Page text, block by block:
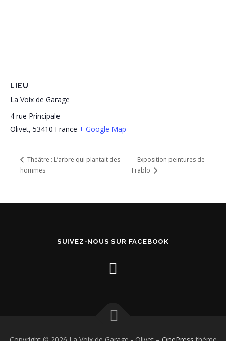
LIEU
La Voix de Garage
4 rue Principale
Olivet, 53410 France + Google Map
Théâtre : L’arbre qui plantait des
hommes
Exposition peintures de
Frablo
SUIVEZ-NOUS SUR FACEBOOK